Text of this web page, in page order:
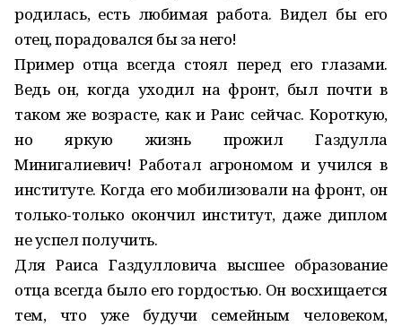
родилась, есть любимая работа. Видел бы его
отец, порадовался бы за него!
Пример отца всегда стоял перед его глазами.
Ведь он, когда уходил на фронт, был почти в
таком же возрасте, как и Раис сейчас. Короткую,
но яркую жизнь прожил Газдулла
Минигалиевич! Работал агрономом и учился в
институте. Когда его мобилизовали на фронт, он
только-только окончил институт, даже диплом
не успел получить.
Для Раиса Газдулловича высшее образование
отца всегда было его гордостью. Он восхищается
тем, что уже будучи семейным человеком,